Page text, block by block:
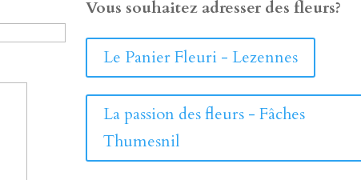
Vous souhaitez adresser des fleurs?
Le Panier Fleuri - Lezennes
La passion des fleurs - Fâches
Thumesnil